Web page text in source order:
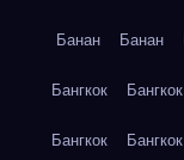
Банан Банан
Бангкок Бангкок
Бангкок Бангкок